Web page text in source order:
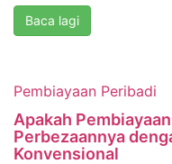
Baca lagi
Pembiayaan Peribadi
Apakah
Perbezaannya
Konvensional